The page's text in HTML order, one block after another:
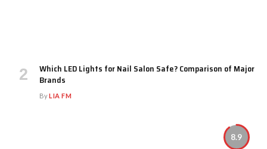
Which LED Lights for Nail Salon Safe? Comparison of Major
Brands
ByLIA FM
8.9